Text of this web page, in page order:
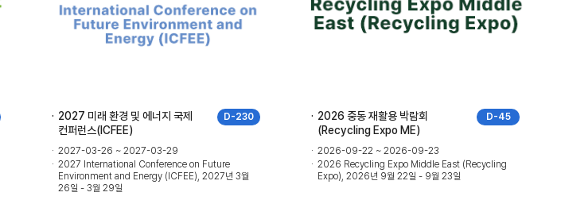
D-230
2027 미래 환경 및 에너지 국제
컨퍼런스(ICFEE)
2027-03-26 ~ 2027-03-29
2027 International Conference on Future
Environment and Energy (ICFEE), 2027년 3월
26일 - 3월 29일
D-45
2026 중동 재활용 박람회
(Recycling Expo ME)
2026-09-22 ~ 2026-09-23
2026 Recycling Expo Middle East (Recycling
Expo), 2026년 9월 22일 - 9월 23일